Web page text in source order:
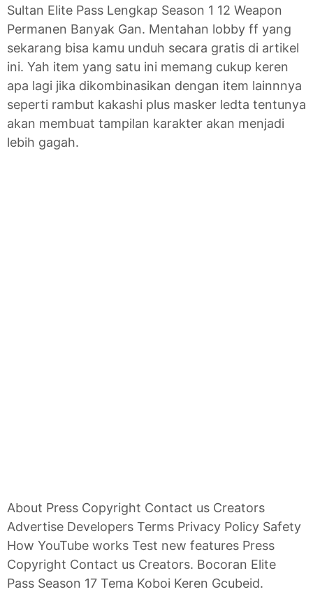
Sultan Elite Pass Lengkap Season 1 12 Weapon
Permanen Banyak Gan. Mentahan lobby ff yang
sekarang bisa kamu unduh secara gratis di artikel
ini. Yah item yang satu ini memang cukup keren
apa lagi jika dikombinasikan dengan item lainnnya
seperti rambut kakashi plus masker ledta tentunya
akan membuat tampilan karakter akan menjadi
lebih gagah.
About Press Copyright Contact us Creators
Advertise Developers Terms Privacy Policy Safety
How YouTube works Test new features Press
Copyright Contact us Creators. Bocoran Elite
Pass Season 17 Tema Koboi Keren Gcubeid.